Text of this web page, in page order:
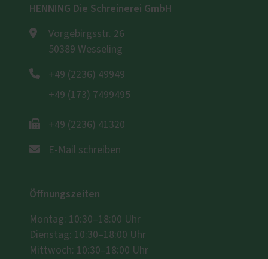
HENNING Die Schreinerei GmbH
Vorgebirgsstr. 26
50389 Wesseling
+49 (2236) 49949
+49 (173) 7499495
+49 (2236) 41320
E-Mail schreiben
Öffnungszeiten
Montag: 10:30–18:00 Uhr
Dienstag: 10:30–18:00 Uhr
Mittwoch: 10:30–18:00 Uhr